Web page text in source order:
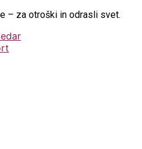
– za otroški in odrasli svet.